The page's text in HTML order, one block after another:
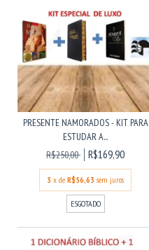
PRESENTE NAMORADOS - KIT PARA
ESTUDAR A...
R$250,00
R$169,90
3 x de R$56,63 sem juros
ESGOTADO